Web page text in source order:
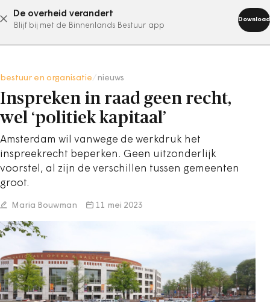
De overheid verandert
Blijf bij met de Binnenlands Bestuur app
Download
abonneer nu
bestuur en organisatie nieuws
Inspreken in raad geen recht,
wel ‘politiek kapitaal’
Amsterdam wil vanwege de werkdruk het
inspreekrecht beperken. Geen uitzonderlijk
voorstel, al zijn de verschillen tussen gemeenten
groot.
Maria Bouwman 11 mei 2023